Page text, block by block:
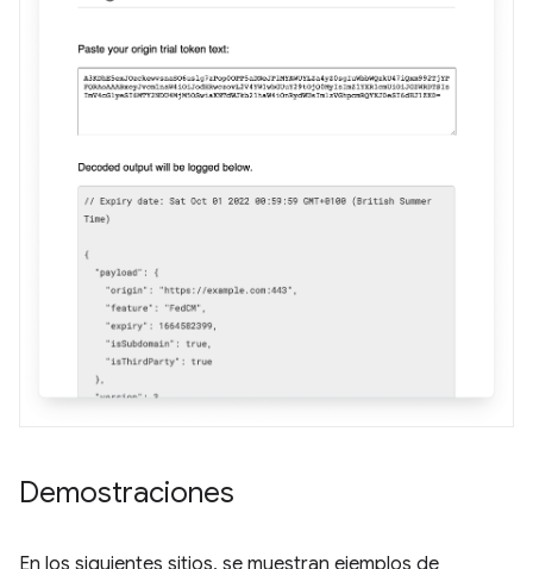
Demostraciones
En los siguientes sitios, se muestran ejemplos de